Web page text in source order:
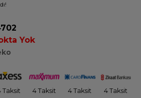
Yok
Taksit 4 Taksit 4 Taksit 4 Taksit